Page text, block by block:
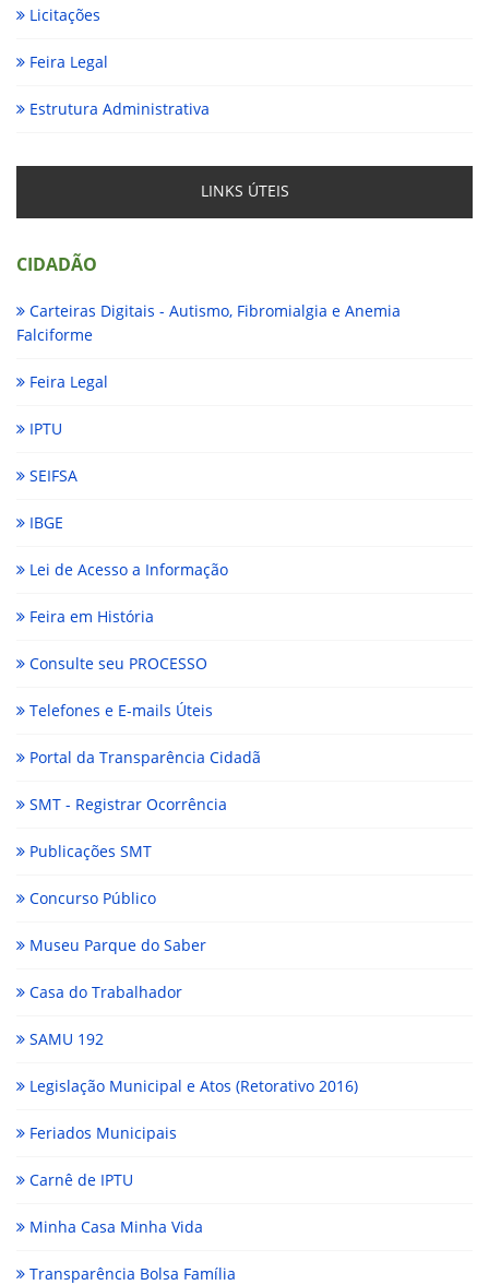
Licitações
Feira Legal
Estrutura Administrativa
LINKS ÚTEIS
CIDADÃO
Carteiras Digitais - Autismo, Fibromialgia e Anemia
Falciforme
Feira Legal
IPTU
SEIFSA
IBGE
Lei de Acesso a Informação
Feira em História
Consulte seu PROCESSO
Telefones e E-mails Úteis
Portal da Transparência Cidadã
SMT - Registrar Ocorrência
Publicações SMT
Concurso Público
Museu Parque do Saber
Casa do Trabalhador
SAMU 192
Legislação Municipal e Atos (Retorativo 2016)
Feriados Municipais
Carnê de IPTU
Minha Casa Minha Vida
Transparência Bolsa Família